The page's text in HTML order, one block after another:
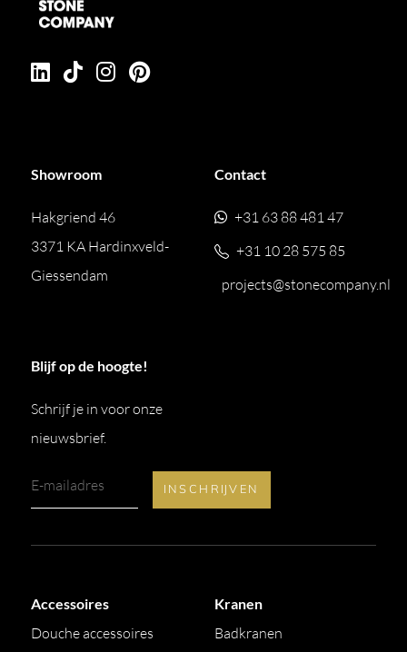
Showroom
Hakgriend 46
3371 KA Hardinxveld-
Giessendam
Contact
+31 63 88 481 47
+31 10 28 575 85
projects@stonecompany.nl
Blijf op de hoogte!
Schrijf je in voor onze
nieuwsbrief.
Accessoires
Douche accessoires
Kranen
Badkranen